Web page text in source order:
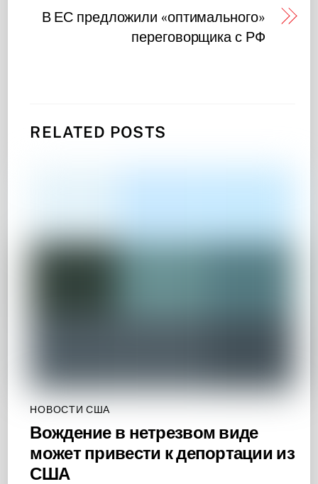
В ЕС предложили «оптимального»
переговорщика с РФ
RELATED POSTS
НОВОСТИ США
Вождение в нетрезвом виде
может привести к депортации из
США